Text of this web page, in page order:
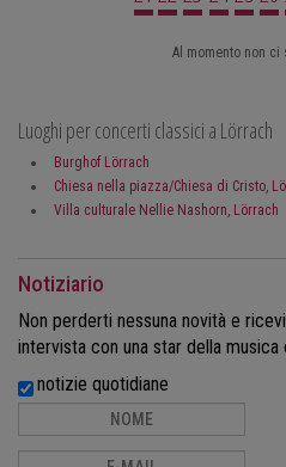
Al momento non ci
Luoghi per concerti classici a Lörrach
Burghof Lörrach
Chiesa nella piazza/Chiesa di Cristo,
Villa culturale Nellie Nashorn, Lörrach
Notiziario
Non perderti nessuna novità e
intervista con una star della musica
notizie quotidiane